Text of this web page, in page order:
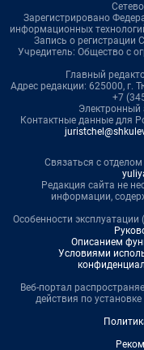
Зарегистрировано
информационных
Запись о
Учредитель: Общество с
Главный
Адрес редакции: 625000, г.
+7
Электронный
Контактные данные для
Связаться с
Редакция сайта не
информации,
Особенности
Описанием
Условиями
Веб-портал
действия по